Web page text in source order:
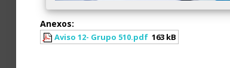
Anexos:
Aviso 12- Grupo 510.pdf 163 kB